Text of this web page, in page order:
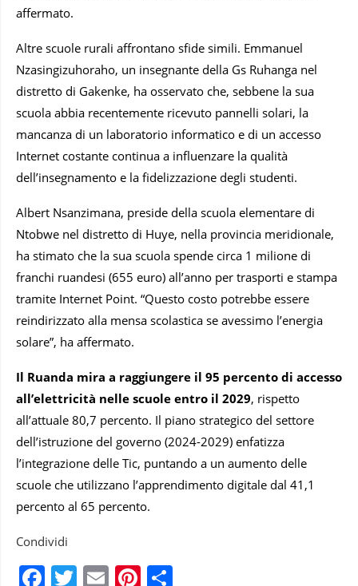
affermato.
Altre scuole rurali affrontano sfide simili. Emmanuel
Nzasingizuhoraho, un insegnante della Gs Ruhanga nel
distretto di Gakenke, ha osservato che, sebbene la sua
scuola abbia recentemente ricevuto pannelli solari, la
mancanza di un laboratorio informatico e di un accesso
Internet costante continua a influenzare la qualità
dell’insegnamento e la fidelizzazione degli studenti.
Albert Nsanzimana, preside della scuola elementare di
Ntobwe nel distretto di Huye, nella provincia meridionale,
ha stimato che la sua scuola spende circa 1 milione di
franchi ruandesi (655 euro) all’anno per trasporti e stampa
tramite Internet Point. “Questo costo potrebbe essere
reindirizzato alla mensa scolastica se avessimo l’energia
solare”, ha affermato.
Il Ruanda mira a raggiungere il 95 percento di accesso
all’elettricità nelle scuole entro il 2029, rispetto
all’attuale 80,7 percento. Il piano strategico del settore
dell’istruzione del governo (2024-2029) enfatizza
l’integrazione delle Tic, puntando a un aumento delle
scuole che utilizzano l’apprendimento digitale dal 41,1
percento al 65 percento.
Condividi
Facebook
Twitter
EmailPinterest